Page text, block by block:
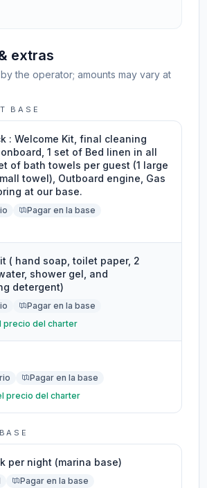
extras
the operator; amounts may vary at
BASE
: Welcome Kit, final cleaning
onboard, 1 set of Bed linen in all
of bath towels per guest (1 large
towel), Outboard engine, Gas
at our base.
Pagar en la base
( hand soap, toilet paper, 2
shower gel, and
detergent)
Pagar en la base
precio del charter
Pagar en la base
precio del charter
per night (marina base)
Pagar en la base